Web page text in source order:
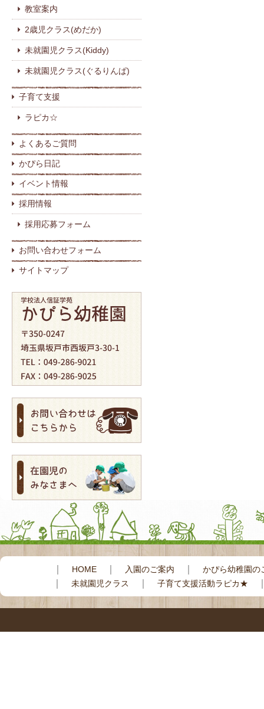
教室案内
2歳児クラス(めだか)
未就園児クラス(Kiddy)
未就園児クラス(ぐるりんぱ)
子育て支援
ラピカ☆
よくあるご質問
かぴら日記
イベント情報
採用情報
採用応募フォーム
お問い合わせフォーム
サイトマップ
HOME 入園のご案内 かぴら幼稚園の
未就園児クラス 子育て支援活動ラピカ★